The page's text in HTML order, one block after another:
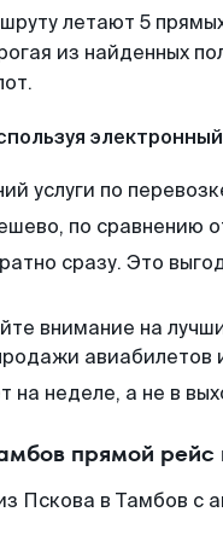
летают 5
из найденных
услуги по
по сравнению
сразу. Это
внимание на
авиабилетов
на неделе, а не в
прямой
Пскова в Тамбов с